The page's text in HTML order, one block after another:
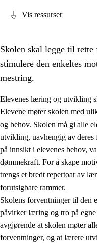
3. Prinsipper for
3.1 Et inkluderende
3.2 Undervisning og
3.3 Samarbeid
Vis ressurser
Skolen skal legge til
stimulere den enkeltes
mestring.
Elevenes læring og utvikling
Elevene møter skolen med
og behov. Skolen må gi alle
utvikling, uavhengig av deres
på innsikt i elevenes behov,
dømmekraft. For å skape
trengs et bredt repertoar av
forutsigbare rammer.
Skolens forventninger til den
påvirker læring og tro på
avgjørende at skolen møter
forventninger, og at lærere